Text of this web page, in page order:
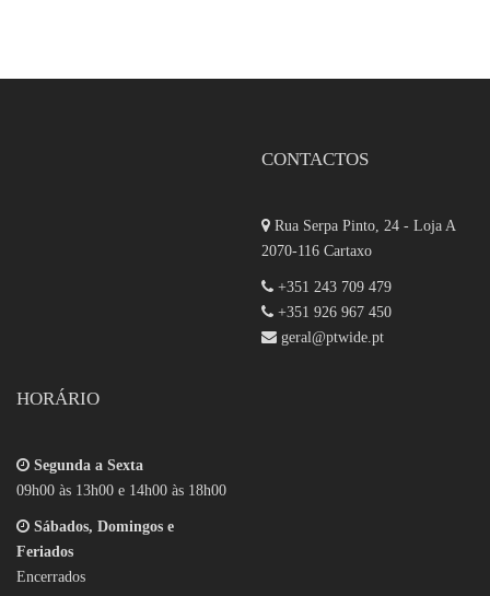
CONTACTOS
Rua Serpa Pinto, 24 - Loja A
2070-116 Cartaxo
+351 243 709 479
+351 926 967 450
geral@ptwide.pt
HORÁRIO
Segunda a Sexta
09h00 às 13h00 e 14h00 às 18h00
Sábados, Domingos e
Feriados
Encerrados